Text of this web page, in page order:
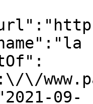
\/
09-